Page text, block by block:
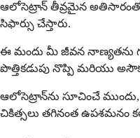
ఆలోసెట్రాన్ తీవ్రమైన అతిసారంతో
సిఫార్సు చేస్తారు.
ఈ మందు మీ జీవన నాణ్యతను
పొత్తికడుపు నొప్పి మరియు
ఆలోసెట్రాన్‌ను సూచించే
చికిత్సలు తగినంత ఉపశమనం